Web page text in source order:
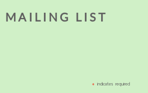
MAILING LIST
* indicates required